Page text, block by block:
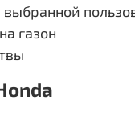
газон